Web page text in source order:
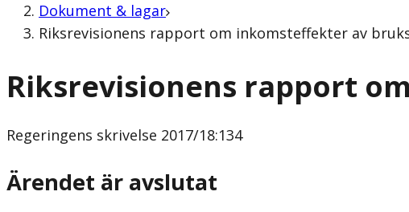
Dokument & lagar
Riksrevisionens rapport om inkomsteffekter av
Riksrevisionens rapport
Regeringens skrivelse 2017/18:134
Ärendet är avslutat